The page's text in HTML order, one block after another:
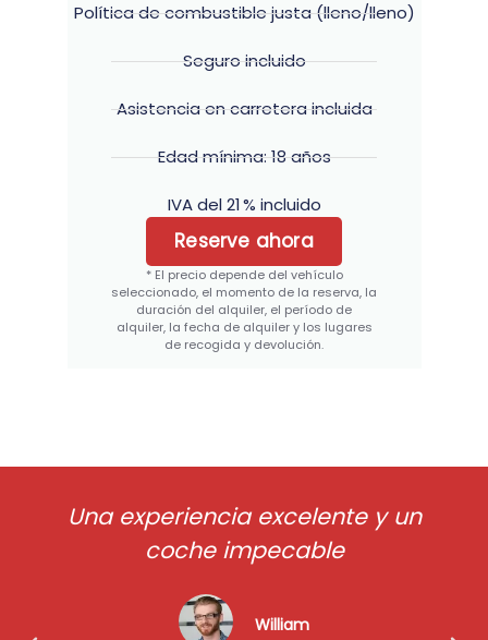
Política de combustible justa (lleno/lleno)
Seguro incluido
Asistencia en carretera incluida
Edad mínima: 18 años
IVA del 21 % incluido
Reserve ahora
* El precio depende del vehículo
seleccionado, el momento de la reserva, la
duración del alquiler, el período de
alquiler, la fecha de alquiler y los lugares
de recogida y devolución.
Una experiencia excelente y un
coche impecable
William